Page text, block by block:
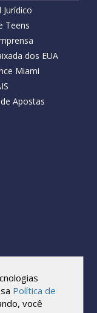
Jurídico
Teens
dos EUA
Miami
Apostas
forma ou meio,
de Visita, é
Política de
você